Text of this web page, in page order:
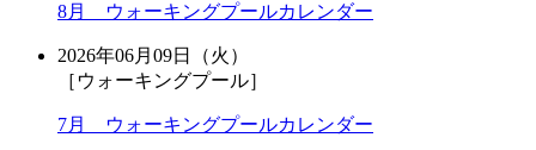
8月 ウォーキングプールカレンダー
2026年06月09日（火）
［ウォーキングプール］
7月 ウォーキングプールカレンダー